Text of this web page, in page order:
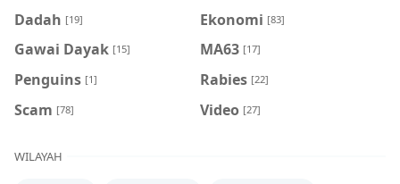
Dadah [19] Ekonomi [83]
Gawai Dayak [15] MA63 [17]
Penguins [1] Rabies [22]
Scam [78] Video [27]
WILAYAH